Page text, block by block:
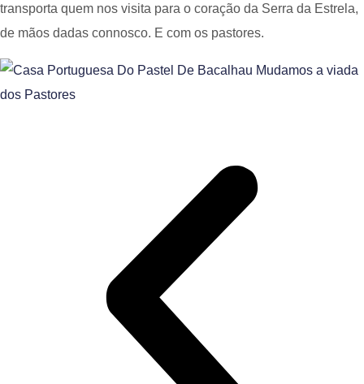
transporta quem nos visita para o coração da Serra da Estrela,
de mãos dadas connosco. E com os pastores.